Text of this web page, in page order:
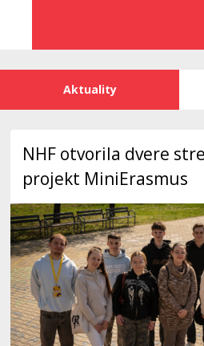
Aktuality
NHF otvorila dvere
projekt MiniErasmus